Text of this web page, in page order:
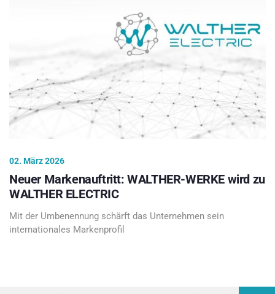
02. März 2026
Neuer Markenauftritt: WALTHER-WERKE wird zu
WALTHER ELECTRIC
Mit der Umbenennung schärft das Unternehmen sein
internationales Markenprofil